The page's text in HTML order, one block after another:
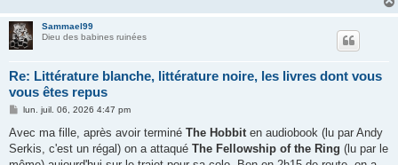
Sammael99
Dieu des babines ruinées
Re: Littérature blanche, littérature noire, les livres dont vous
vous êtes repus
M
s
a
g
lun. juil. 06, 2026 4:47 pm
Avec ma fille, après avoir terminé The Hobbit en audiobook (lu par Andy
Serkis, c'est un régal) on a attaqué The Fellowship of the Ring (lu par le